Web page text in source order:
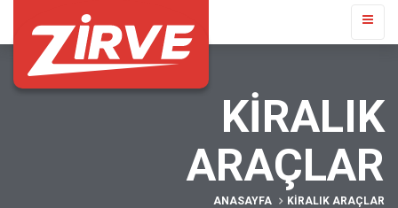
KIRALIK
ARAÇLAR
ANASAYFA KIRALIK ARAÇLAR